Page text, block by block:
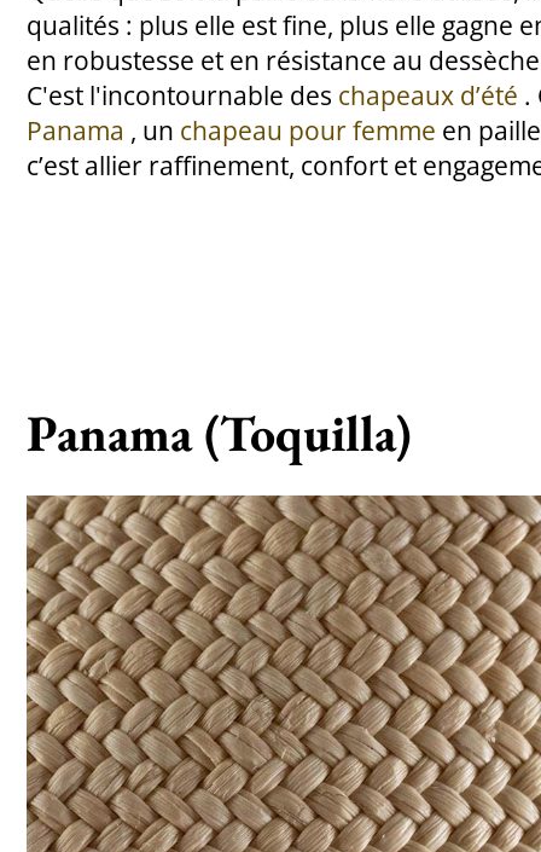
qualités : plus elle est fine, plus elle gagne
en robustesse et en résistance au
C'est l'incontournable des chapeaux d’été .
Panama , un chapeau pour femme en
c’est allier raffinement, confort et
Panama (Toquilla)